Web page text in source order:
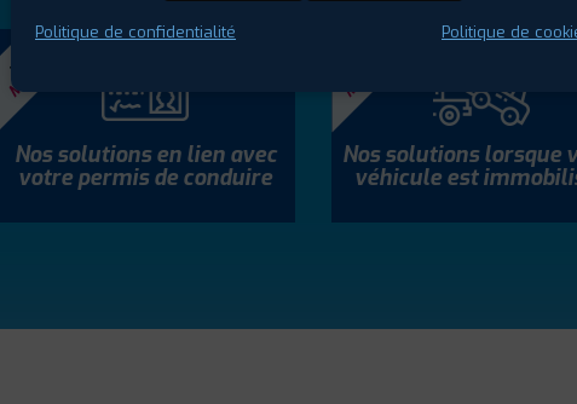
PACK
MOBILITÉ
Nos solutions en lien avec
votre permis de conduire
Nos solutions lorsque
véhicule est
Politique de confidentialité Politique de